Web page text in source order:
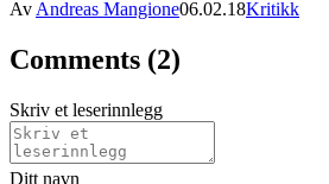
Av Andreas Mangione06.02.18Kritikk
Comments (2)
Skriv et leserinnlegg
Ditt navn